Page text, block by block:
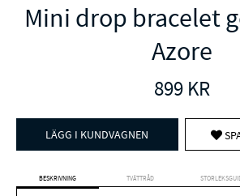
Mini drop bracelet
Azore
899KR
LÄGG I KUNDVAGNEN
BESKRIVNING TVÄTTRÅD